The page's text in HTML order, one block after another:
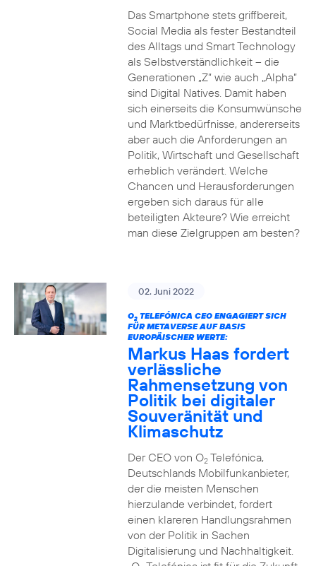
Das Smartphone stets griffbereit,
Social Media als fester Bestandteil
des Alltags und Smart Technology
als Selbstverständlichkeit – die
Generationen „Z“ wie auch „Alpha“
sind Digital Natives. Damit haben
sich einerseits die Konsumwünsche
und Marktbedürfnisse, andererseits
aber auch die Anforderungen an
Politik, Wirtschaft und Gesellschaft
erheblich verändert. Welche
Chancen und Herausforderungen
ergeben sich daraus für alle
beteiligten Akteure? Wie erreicht
man diese Zielgruppen am besten?
02. Juni 2022
O2TELEFÓNICA CEO ENGAGIERT SICH
FÜR METAVERSE AUF BASIS
EUROPÄISCHER WERTE:
Markus Haas fordert
verlässliche
Rahmensetzung von
Politik bei digitaler
Souveränität und
Klimaschutz
Der CEO von O2Telefónica,
Deutschlands Mobilfunkanbieter,
der die meisten Menschen
hierzulande verbindet, fordert
einen klareren Handlungsrahmen
von der Politik in Sachen
Digitalisierung und Nachhaltigkeit.